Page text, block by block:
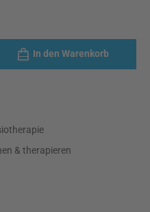
In den Warenkorb
& therapieren